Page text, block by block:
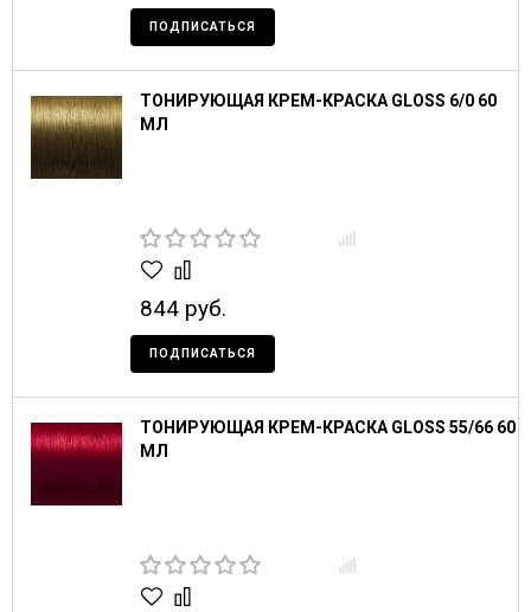
ПОДПИСАТЬСЯ
ТОНИРУЮЩАЯ КРЕМ-КРАСКА GLOSS 6/0 60
МЛ
844 руб.
ПОДПИСАТЬСЯ
ТОНИРУЮЩАЯ КРЕМ-КРАСКА GLOSS 55/66 60
МЛ